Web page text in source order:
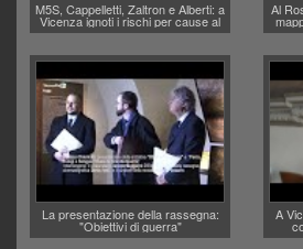
M5S, Cappelletti, Zaltron e Alberti: a
Vicenza ignoti i rischi per cause al
Comune
Al
La presentazione della rassegna:
"Obiettivi di guerra"
A